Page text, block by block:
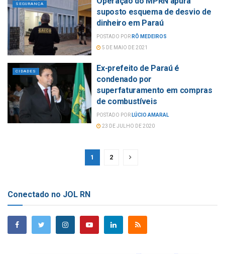
SEGURANÇA
suposto esquema de desvio de
dinheiro em Paraú
POSTADO POR RÔ MEDEIROS
5 DE MAIO DE 2021
CIDADES
Ex-prefeito de Paraú é
condenado por
superfaturamento em compras
de combustíveis
POSTADO POR LÚCIO AMARAL
23 DE JULHO DE 2020
1 2
Conectado no JOL RN